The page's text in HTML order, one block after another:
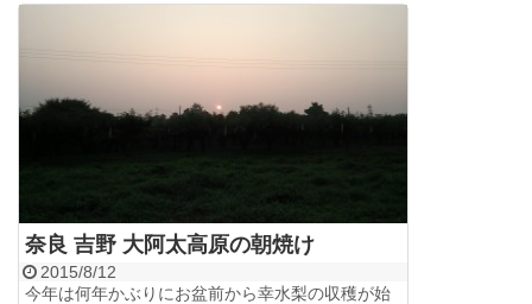
奈良 吉野 大阿太高原の朝焼け
2015/8/12
今年は何年かぶりにお盆前から幸水梨の収穫が始